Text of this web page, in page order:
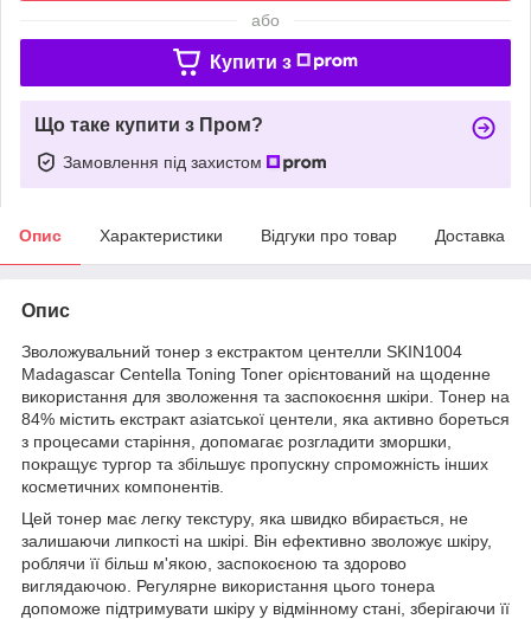
або
Купити з
Що таке купити з Пром?
Замовлення під захистом
Опис Характеристики Відгуки про товар Доставка
Опис
Зволожувальний тонер з екстрактом центелли SKIN1004
Madagascar Centella Toning Toner орієнтований на щоденне
використання для зволоження та заспокоєння шкіри. Тонер на
84% містить екстракт азіатської центели, яка активно бореться
з процесами старіння, допомагає розгладити зморшки,
покращує тургор та збільшує пропускну спроможність інших
косметичних компонентів.
Цей тонер має легку текстуру, яка швидко вбирається, не
залишаючи липкості на шкірі. Він ефективно зволожує шкіру,
роблячи її більш м'якою, заспокоєною та здорово
виглядаючою. Регулярне використання цього тонера
допоможе підтримувати шкіру у відмінному стані, зберігаючи її